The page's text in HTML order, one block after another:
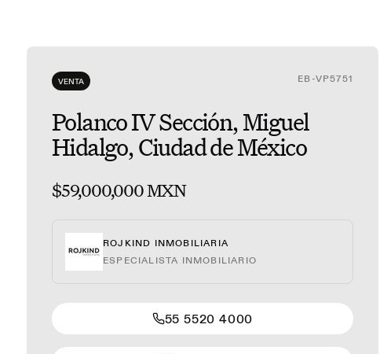
VENTA EB-VP5751
Polanco IV Sección, Miguel
Hidalgo, Ciudad de México
$59,000,000 MXN
ROJKIND INMOBILIARIA
ESPECIALISTA INMOBILIARIO
55 5520 4000